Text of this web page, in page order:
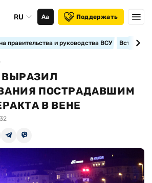
RU Аа Поддержать
правительства и руководства ВСУ
ПОСТРАДАВШИМ
В ВЕНЕ